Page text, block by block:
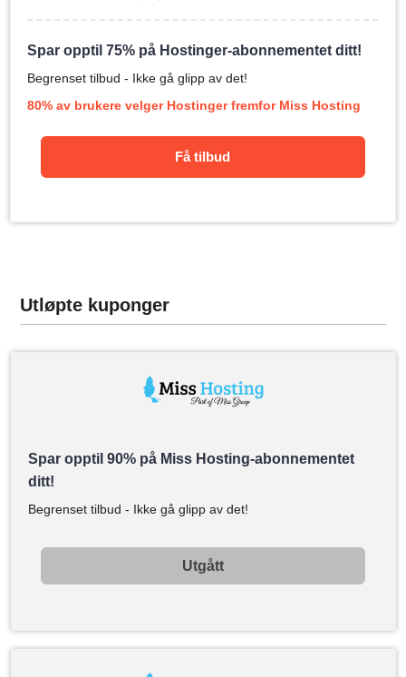
Spar opptil 75% på Hostinger-abonnementet ditt!
Begrenset tilbud - Ikke gå glipp av det!
80% av brukere velger Hostinger fremfor Miss Hosting
Få tilbud
Utløpte kuponger
Spar opptil 90% på Miss Hosting-abonnementet
ditt!
Begrenset tilbud - Ikke gå glipp av det!
Utgått